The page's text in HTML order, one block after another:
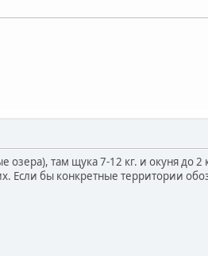
озера), там щука 7-12 кг. и окуня до
Если бы конкретные территории